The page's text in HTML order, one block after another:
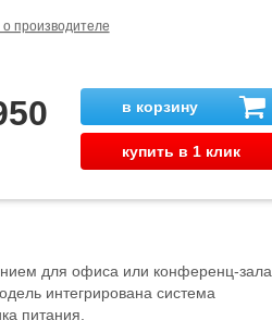
производителе
в корзину
купить в 1 клик
для офиса или конференц-зала.
интегрирована система
питания.